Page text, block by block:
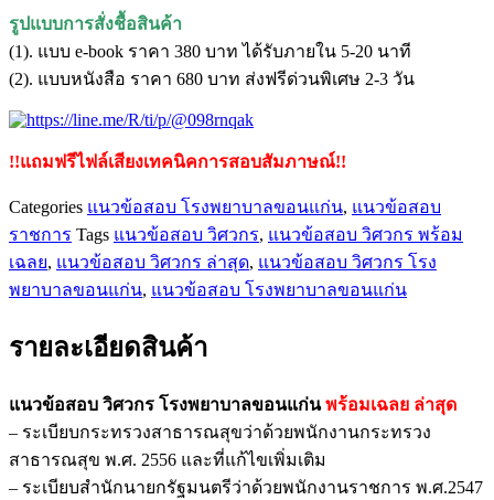
รูปแบบการสั่งชื้อสินค้า
(1). แบบ e-book ราคา 380 บาท ได้รับภายใน 5-20 นาที
(2). แบบหนังสือ ราคา 680 บาท ส่งฟรีด่วนพิเศษ 2-3 วัน
!!แถมฟรีไฟล์เสียงเทคนิคการสอบสัมภาษณ์!!
Categories แนวข้อสอบ โรงพยาบาลขอนแก่น, แนวข้อสอบ
ราชการ Tags แนวข้อสอบ วิศวกร, แนวข้อสอบ วิศวกร พร้อม
เฉลย, แนวข้อสอบ วิศวกร ล่าสุด, แนวข้อสอบ วิศวกร โรง
พยาบาลขอนแก่น, แนวข้อสอบ โรงพยาบาลขอนแก่น
รายละเอียดสินค้า
แนวข้อสอบ วิศวกร โรงพยาบาลขอนแก่นพร้อมเฉลย ล่าสุด
– ระเบียบกระทรวงสาธารณสุขว่าด้วยพนักงานกระทรวง
สาธารณสุข พ.ศ. 2556 และที่แก้ไขเพิ่มเติม
– ระเบียบสำนักนายกรัฐมนตรีว่าด้วยพนักงานราชการ พ.ศ.2547